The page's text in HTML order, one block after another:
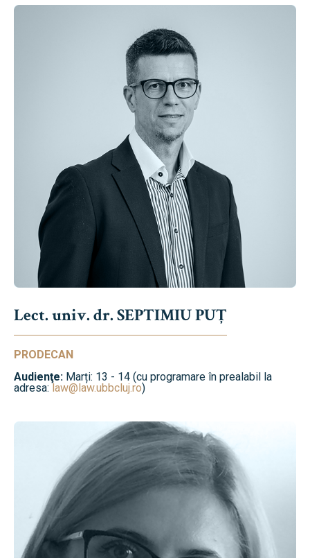
Lect. univ. dr. SEPTIMIU PUȚ
PRODECAN
Audienţe: Marți: 13 - 14 (cu programare în prealabil la
adresa:law@law.ubbcluj.ro)